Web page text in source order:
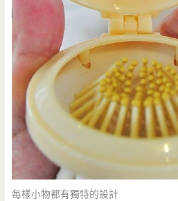
每樣小物都有獨特的設計